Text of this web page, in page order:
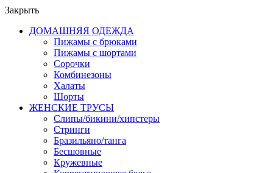
Закрыть
ДОМАШНЯЯ ОДЕЖДА
Пижамы с брюками
Пижамы с шортами
Сорочки
Комбинезоны
Халаты
Шорты
ЖЕНСКИЕ ТРУСЫ
Слипы/бикини/хипстеры
Стринги
Бразильяно/танга
Бесшовные
Кружевные